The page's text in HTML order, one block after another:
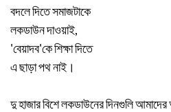
বদলে দিতে সমাজটাকে
লকডাউন দাওয়াই,
'বেয়াদব'কে শিক্ষা দিতে
এ ছাড়া পথ নাই।
দু হাজার বিশে লকডাউনের দিনগুলি